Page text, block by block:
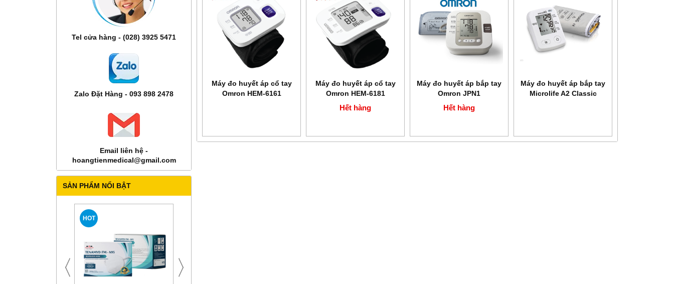
Tel cửa hàng - (028) 3925 5471
Zalo Đặt Hàng - 093 898 2478
Email liên hệ -
hoangtienmedical@gmail.com
SẢN PHẨM NỔI BẬT
HOT
Máy đo huyết áp cổ tay
Omron HEM-6161
Máy đo huyết áp cổ tay
Omron HEM-6181
Hết hàng
Máy đo huyết áp bắp tay
Omron JPN1
Hết hàng
Máy đo huyết áp bắp tay
Microlife A2 Classic